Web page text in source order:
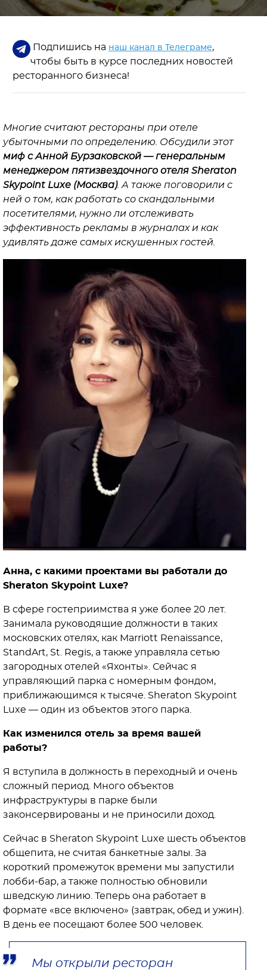
Подпишись на наш канал в Телеграме,
чтобы быть в курсе последних новостей
ресторанного бизнеса!
Многие считают рестораны при отеле
убыточными по определению. Обсудили этот
миф с Анной Бурзаковской — генеральным
менеджером пятизвездочного отеля Sheraton
Skypoint Luxe (Москва). А также поговорили с
ней о том, как работать со скандальными
посетителями, нужно ли отслеживать
эффективность рекламы в журналах и как
удивлять даже самых искушенных гостей.
Анна, с какими проектами вы работали до
Sheraton Skypoint Luxe?
В сфере гостеприимства я уже более 20 лет.
Занимала руководящие должности в таких
московских отелях, как Marriott Renaissance,
StandArt, St. Regis, а также управляла сетью
загородных отелей «Яхонты». Сейчас я
управляющий парка с номерным фондом,
приближающимся к тысяче. Sheraton Skypoint
Luxe — один из объектов этого парка.
Как изменился отель за время вашей
работы?
Я вступила в должность в переходный и очень
сложный период. Много объектов
инфраструктуры в парке были
законсервированы и не приносили доход.
Сейчас в Sheraton Skypoint Luxe шесть объектов
общепита, не считая банкетные залы. За
короткий промежуток времени мы запустили
лобби-бар, а также полностью обновили
шведскую линию. Теперь она работает в
формате «все включено» (завтрак, обед и ужин).
В день ее посещают более 500 человек.
Мы открыли ресторан